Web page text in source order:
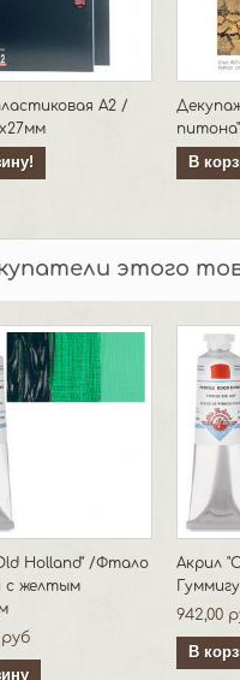
А2 /
В
этого
Holland" /Фтало
с желтым
руб
Акрил
942,00
В